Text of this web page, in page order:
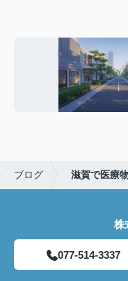
ブログ 滋賀で医療
株
077-514-3337